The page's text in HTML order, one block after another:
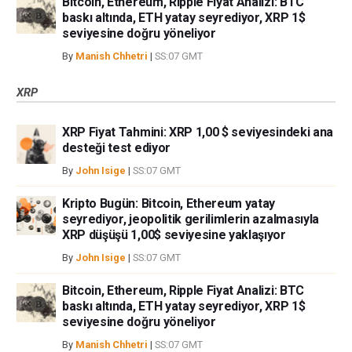
baskı altında, ETH yatay seyrediyor, XRP 1$
seviyesine doğru yöneliyor
By Manish Chhetri | SS:07 GMT
XRP
XRP Fiyat Tahmini: XRP 1,00 $ seviyesindeki ana
desteği test ediyor
By John Isige | SS:07 GMT
Kripto Bugün: Bitcoin, Ethereum yatay
seyrediyor, jeopolitik gerilimlerin azalmasıyla
XRP düşüşü 1,00$ seviyesine yaklaşıyor
By John Isige | SS:07 GMT
Bitcoin, Ethereum, Ripple Fiyat Analizi: BTC
baskı altında, ETH yatay seyrediyor, XRP 1$
seviyesine doğru yöneliyor
By Manish Chhetri | SS:07 GMT